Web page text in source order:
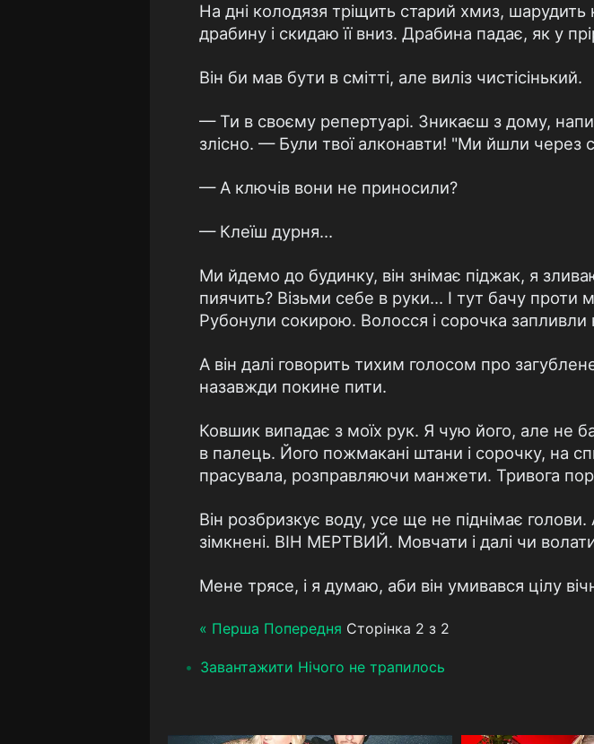
На дні колодязя тріщить старий хмиз,
драбину і скидаю її вниз. Драбина падає, як у
Він би мав бути в смітті, але виліз чистісінький.
— Ти в своєму репертуарі. Зникаєш з дому,
злісно. — Були твої алконавти! "Ми йшли через
— А ключів вони не приносили?
— Клеїш дурня…
Ми йдемо до будинку, він знімає піджак, я
пиячить? Візьми себе в руки… І тут бачу проти
Рубонули сокирою. Волосся і сорочка
А він далі говорить тихим голосом про
назавжди покине пити.
Ковшик випадає з моїх рук. Я чую його, але не
в палець. Його пожмакані штани і сорочку, на
прасувала, розправляючи манжети. Тривога
Він розбризкує воду, усе ще не піднімає
зімкнені. ВІН МЕРТВИЙ. Мовчати і далі чи
Мене трясе, і я думаю, аби він умивався цілу
« Перша Попередня Сторінка 2 з 2
Завантажити Нічого не трапилось